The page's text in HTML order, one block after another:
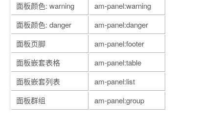
面板颜色: warning
am-panel:warning
面板颜色: danger
am-panel:danger
面板页脚
am-panel:footer
面板嵌套表格
am-panel:table
面板嵌套列表
am-panel:list
面板群组
am-panel:group